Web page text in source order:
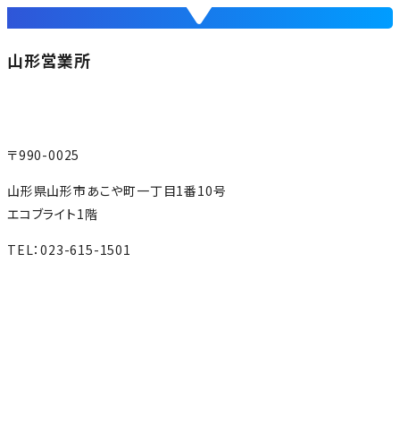
山形営業所
〒990-0025
山形県山形市あこや町一丁目1番10号
エコブライト1階
TEL：023-615-1501